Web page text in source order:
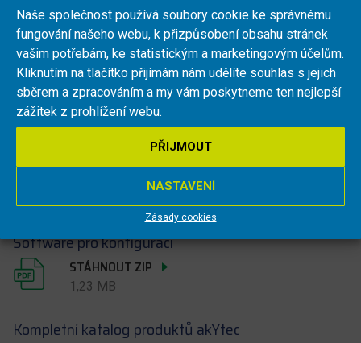
Naše společnost používá soubory cookie ke správnému
fungování našeho webu, k přizpůsobení obsahu stránek
vašim potřebám, ke statistickým a marketingovým účelům.
Kliknutím na tlačítko přijímám nám udělíte souhlas s jejich
sběrem a zpracováním a my vám poskytneme ten nejlepší
zážitek z prohlížení webu.
PŘIJMOUT
NASTAVENÍ
Zásady cookies
Soubory ke stažení
Návod pro obsluhu MV110-16DN
STÁHNOUT PDF
Software pro konfiguraci
STÁHNOUT ZIP
1,23 MB
Kompletní katalog produktů akYtec